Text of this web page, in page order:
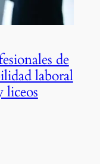
de
laboral
liceos